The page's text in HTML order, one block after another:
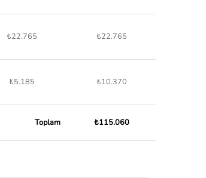
₺22.765 ₺22.765
₺5.185 ₺10.370
Toplam ₺115.060